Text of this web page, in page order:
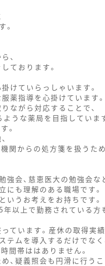
。
、
ております。
けていらっしゃいます。
薬指導を心掛けています。
ながら対応することで、
うな薬局を目指していま
。
関からの処方箋を扱うため
強会、慈恵医大の勉強会な
にも理解のある職場です。
いうお考えをお持ちです。
以上で勤務されている方
ています。産休の取得実
ムを導入するだけでなく
間帯ははありません。
疑義照会も円滑に行うこ